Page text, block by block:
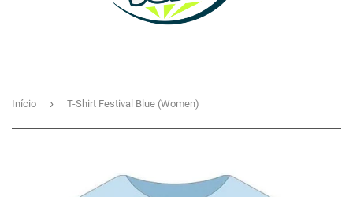
Início › T-Shirt Festival Blue (Women)